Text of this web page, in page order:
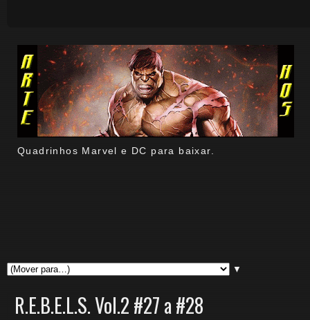
Quadrinhos Marvel e DC para baixar.
▼
R.E.B.E.L.S. Vol.2 #27 a #28